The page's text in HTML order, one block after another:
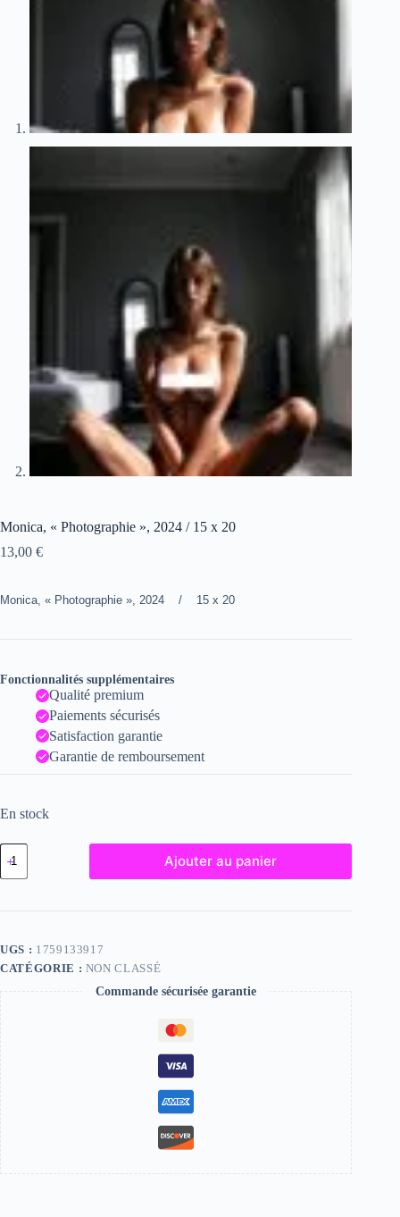
Monica, « Photographie », 2024 / 15 x 20
13,00 €
Monica, « Photographie », 2024 / 15 x 20
Fonctionnalités supplémentaires
Qualité premium
Paiements sécurisés
Satisfaction garantie
Garantie de remboursement
En stock
quantité
de
Monica,
2024
x
20
Ajouter au panier
UGS : 1759133917
CATÉGORIE : NON CLASSÉ
Commande sécurisée garantie